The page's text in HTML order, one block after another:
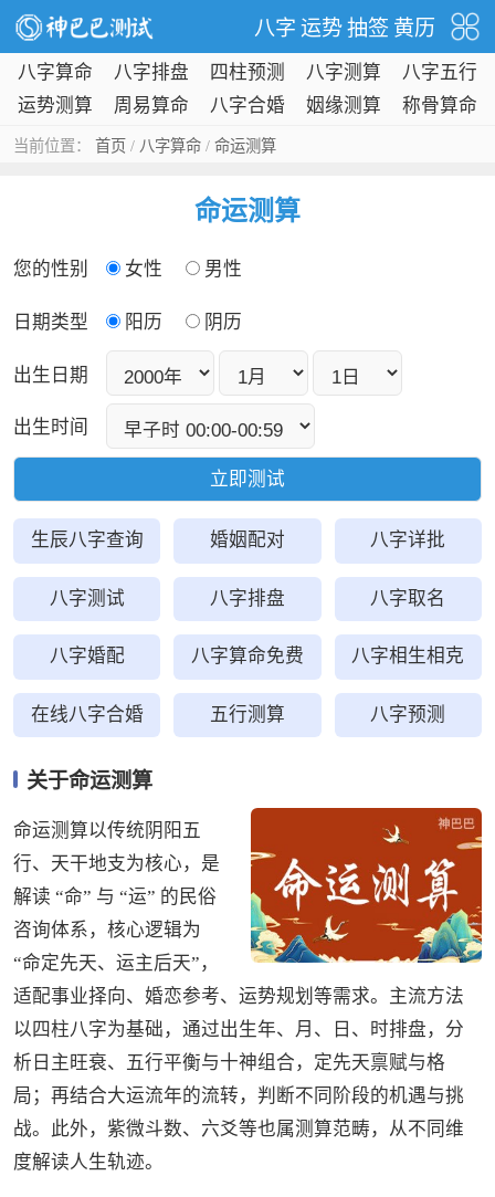
八字 运势 抽签 黄历
八字算命 八字排盘 四柱预测 八字测算
八字五行
运势测算
周易算命 八字合婚 姻缘测算 称骨算命
当前位置： 首页 / 八字算命/ 命运测算
命运测算
您的性别 女性 男性
日期类型 阳历 阴历
出生日期
出生时间
生辰八字查询 婚姻配对 八字详批
八字测试 八字排盘 八字取名
八字婚配 八字算命免费 八字相生相克
在线八字合婚 五行测算 八字预测
关于命运测算
命运测算以传统阴阳五
行、天干地支为核心，是
解读 “命” 与 “运” 的民俗
咨询体系，核心逻辑为
“命定先天、运主后天”，
适配事业择向、婚恋参考、运势规划等需求。主流方法
以四柱八字为基础，通过出生年、月、日、时排盘，分
析日主旺衰、五行平衡与十神组合，定先天禀赋与格
局；再结合大运流年的流转，判断不同阶段的机遇与挑
战。此外，紫微斗数、六爻等也属测算范畴，从不同维
度解读人生轨迹。